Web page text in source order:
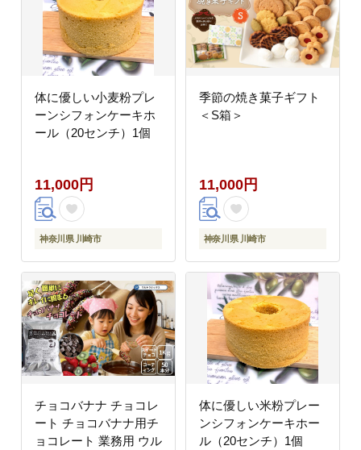
体に優しい小麦粉プレ
ーンシフォンケーキホ
ール（20センチ）1個
11,000円
神奈川県 川崎市
季節の焼き菓子ギフト
＜S箱＞
11,000円
神奈川県 川崎市
チョコバナナ チョコレ
ート チョコバナナ用チ
ョコレート 業務用 ウル
体に優しい米粉プレー
ンシフォンケーキホー
ル（20センチ）1個